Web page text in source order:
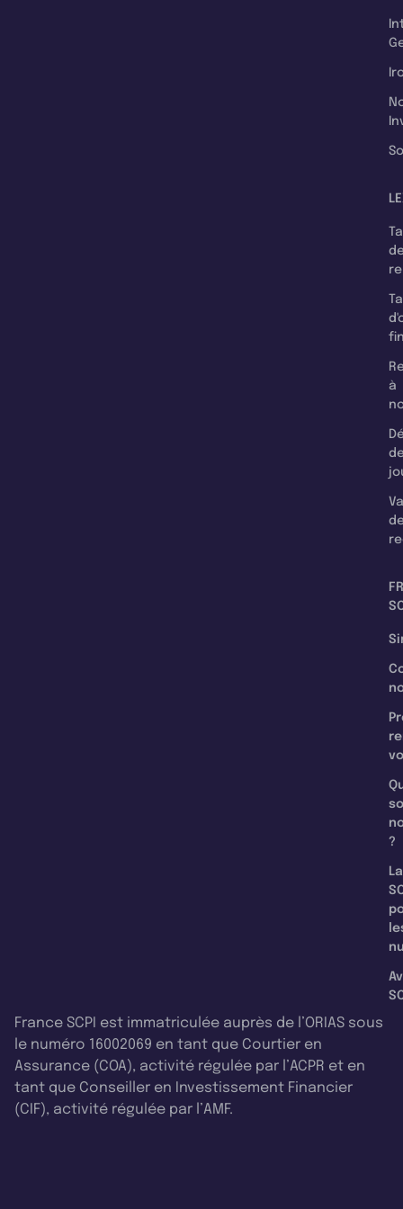
à
?
La
France SCPI est immatriculée auprès de l’ORIAS sous
le numéro 16002069 en tant que Courtier en
Assurance (COA), activité régulée par l’ACPR et en
tant que Conseiller en Investissement Financier
(CIF), activité régulée par l’AMF.